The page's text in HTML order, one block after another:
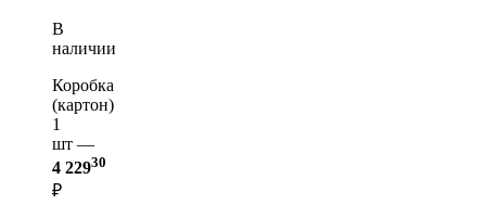
В
наличии
Коробка
(картон)
1
шт —
4 22930
₽